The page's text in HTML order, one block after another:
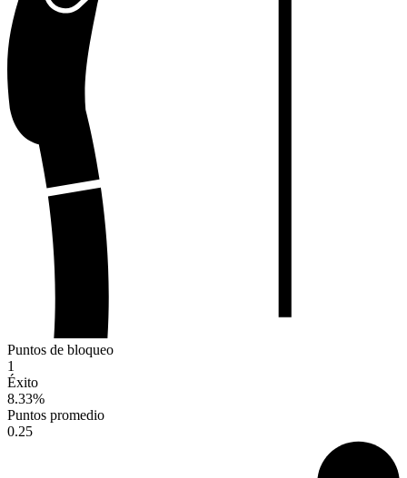
Puntos de bloqueo
1
Éxito
8.33%
Puntos promedio
0.25